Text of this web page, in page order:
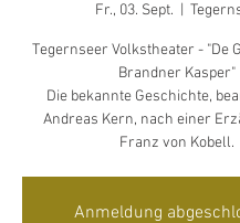
Fr., 03. Sept.
Tegernseer Volkstheater - "De
Brandner Kasper"
Die bekannte Geschichte,
Andreas Kern, nach einer
Franz von Kobell.
Anmeldung